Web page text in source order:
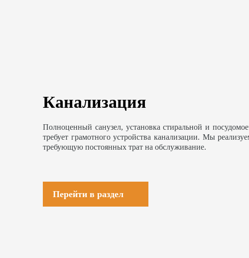
Канализация
Полноценный санузел, установка стиральной и
требует грамотного устройства канализации. Мы
требующую постоянных трат на обслуживание.
Перейти в раздел